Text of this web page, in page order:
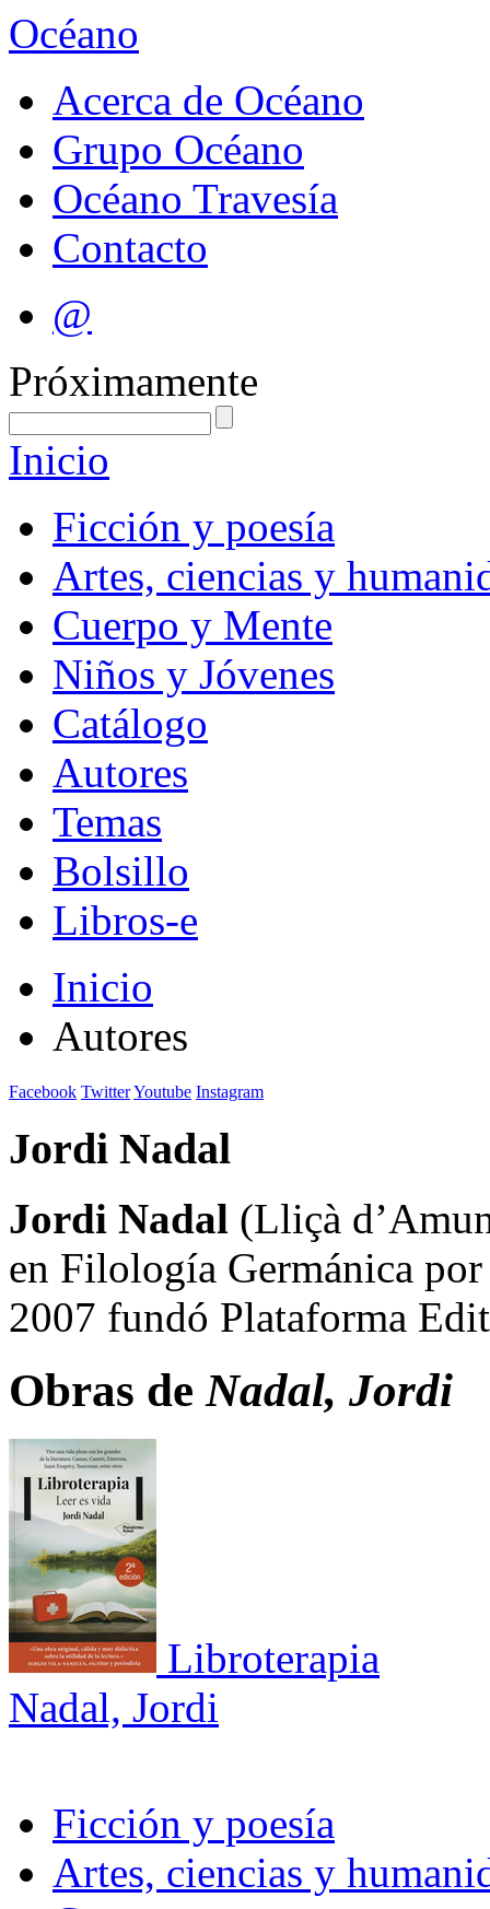
Océano
Acerca de Océano
Grupo Océano
Océano Travesía
Contacto
@
Próximamente
Inicio
Ficción y poesía
Artes, ciencias y
Cuerpo y Mente
Niños y Jóvenes
Catálogo
Autores
Temas
Bolsillo
Libros-e
Inicio
Autores
Facebook TwitterYoutube Instagram
Jordi Nadal
Jordi Nadal (Lliçà
en Filología Germánica
2007 fundó Plataforma
Obras deNadal, Jordi
Libroterapia
Nadal, Jordi
Ficción y poesía
Artes, ciencias y